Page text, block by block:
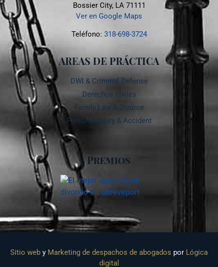
Bossier City, LA 71111
Ver en Google Maps
Teléfono: 318-698-3724
AREAS DE PRÁCTICA
DWI & Criminal Defense
Derechos civiles
Family Law & Divorce
Personal Injury & Accident
Premios
Sitio web y Marketing de despachos de abogados por Lógica
digital